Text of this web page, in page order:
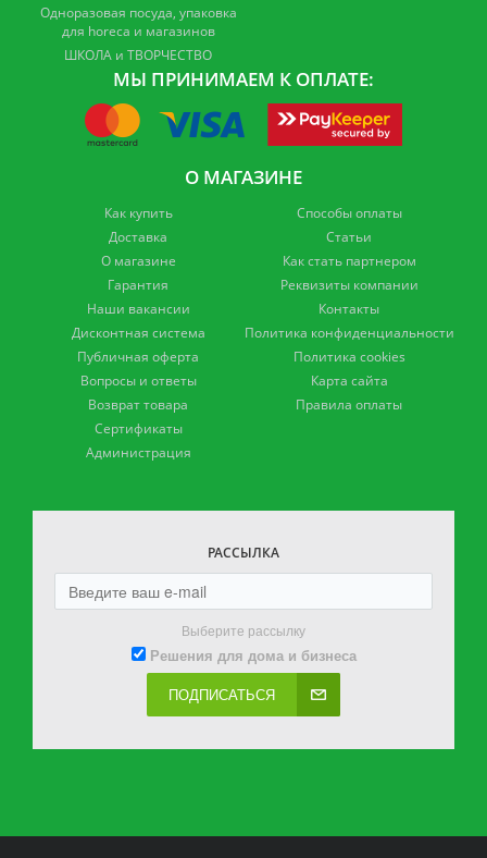
Одноразовая посуда, упаковка
для horeca и магазинов
ШКОЛА и ТВОРЧЕСТВО
МЫ ПРИНИМАЕМ К ОПЛАТЕ:
О МАГАЗИНЕ
Как купить
Доставка
О магазине
Гарантия
Наши вакансии
Дисконтная система
Публичная оферта
Вопросы и ответы
Возврат товара
Сертификаты
Администрация
Способы оплаты
Статьи
Как стать партнером
Реквизиты компании
Контакты
Политика конфиденциальности
Политика cookies
Карта сайта
Правила оплаты
РАССЫЛКА
Выберите рассылку
Решения для дома и бизнеса
ПОДПИСАТЬСЯ